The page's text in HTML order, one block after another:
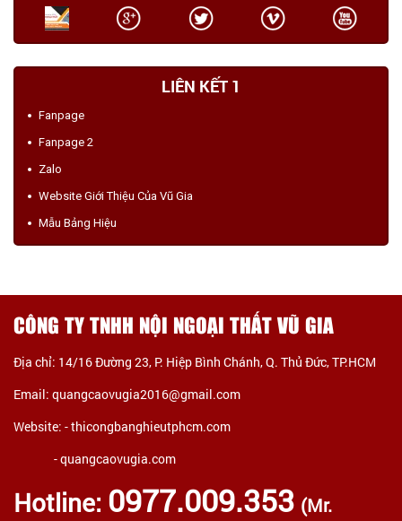
LIÊN KẾT 1
Fanpage
Fanpage 2
Zalo
Website Giới Thiệu Của Vũ Gia
Mẫu Bảng Hiệu
CÔNG TY TNHH NỘI NGOẠI THẤT VŨ GIA
Địa chỉ: 14/16 Đường 23, P. Hiệp Bình Chánh, Q. Thủ Đức, TP.HCM
Email: quangcaovugia2016@gmail.com
Website: -thicongbanghieutphcm.com
- quangcaovugia.com
Hotline: 0977.009.353 (Mr.